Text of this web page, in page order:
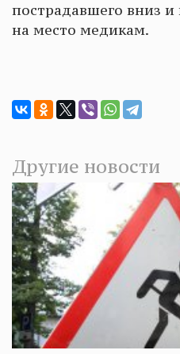
пострадавшего вниз
на место медикам.
Другие новости